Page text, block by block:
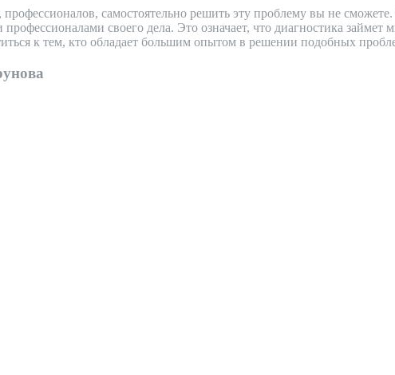
самостоятельно решить эту проблему вы не
своего дела. Это означает, что диагностика займет
к тем, кто обладает большим опытом в решении подобных